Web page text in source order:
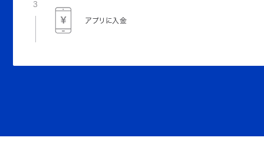
3
アプリに入金